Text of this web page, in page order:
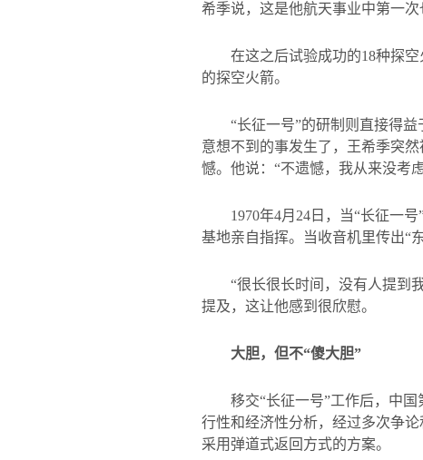
希季说，这是他航天事业中第一次
在这之后试验成功的18种探空
的探空火箭。
“长征一号”的研制则直接得
意想不到的事发生了，王希季突
憾。他说：“不遗憾，我从来没考
1970年4月 24 日，当“长征一
基地亲自指挥。当收音机里传出“
“很长很长时间，没有人提到
提及，这让他感到很欣慰。
大胆，但不“傻大胆”
移交“长征一号”工作后，中
行性和经济性分析，经过多次争
采用弹道式返回方式的方案。